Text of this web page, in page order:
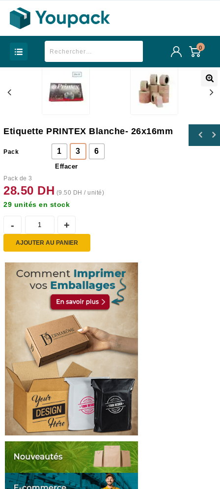
0
Etiquette PRINTEX Blanche- 26x16mm
Pack 1 3 6
Effacer
Pack de 3
28.50 DH (9.50 DH / unité)
29 unités en stock
AJOUTER AU PANIER